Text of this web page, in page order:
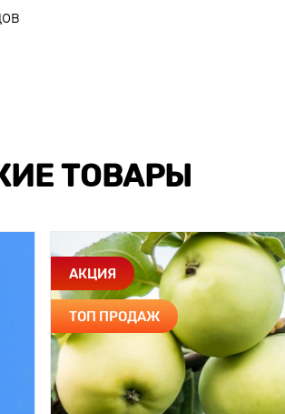
ТОВАРЫ
АКЦИЯ
ТОП ПРОДАЖ